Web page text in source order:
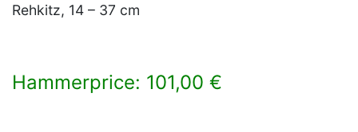
Rehkitz, 14 – 37 cm
Hammerprice: 101,00 €